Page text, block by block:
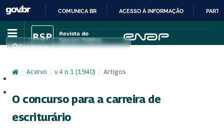
IR
PARA
CONTEÚDO
COMUNICA BR ACESSO À INFORMAÇÃO
Pesquisar
/ Acervo / v. 4 n. 1 (1940) / Artigos
O concurso para a carreira de
escriturário